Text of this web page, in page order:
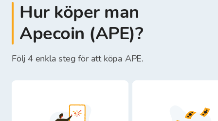
Hur köper man
Apecoin (APE)?
Följ 4 enkla steg för att köpa APE.